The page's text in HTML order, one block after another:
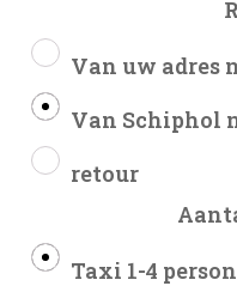
Van uw adres
Van Schiphol
retour
Taxi 1-4